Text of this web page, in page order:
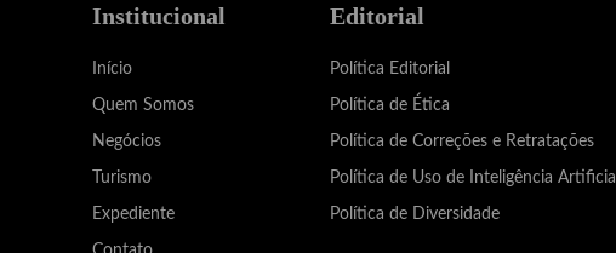
Institucional
Início
Quem Somos
Negócios
Turismo
Expediente
Editorial
Política Editorial
Política de Ética
Política de Correções e Retratações
Política de Uso de Inteligência Artificial
Política de Diversidade